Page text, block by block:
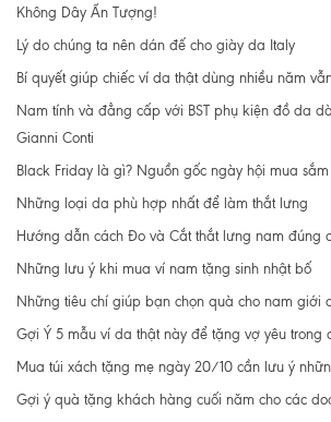
Không Dây Ấn Tượng!
Lý do chúng ta nên dán đế cho giày da Italy
Bí quyết giúp chiếc ví da thật dùng nhiều năm
Nam tính và đẳng cấp với BST phụ kiện đồ da
Gianni Conti
Black Friday là gì? Nguồn gốc ngày hội mua
Những loại da phù hợp nhất để làm thắt lưng
Hướng dẫn cách Đo và Cắt thắt lưng nam đúng
Những lưu ý khi mua ví nam tặng sinh nhật bố
Những tiêu chí giúp bạn chọn quà cho nam giới
Gợi Ý 5 mẫu ví da thật này để tặng vợ yêu trong
Mua túi xách tặng mẹ ngày 20/10 cần lưu ý
Gợi ý quà tặng khách hàng cuối năm cho các